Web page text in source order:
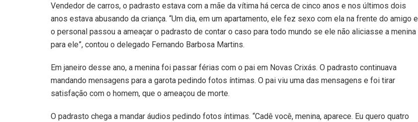
Vendedor de carros, o padrasto estava com a mãe da vítima há cerca de cinco anos e nos últimos dois
anos estava abusando da criança. “Um dia, em um apartamento, ele fez sexo com ela na frente do amigo e
o personal passou a ameaçar o padrasto de contar o caso para todo mundo se ele não aliciasse a menina
para ele”, contou o delegado Fernando Barbosa Martins.
Em janeiro desse ano, a menina foi passar férias com o pai em Novas Crixás. O padrasto continuava
mandando mensagens para a garota pedindo fotos íntimas. O pai viu uma das mensagens e foi tirar
satisfação com o homem, que o ameaçou de morte.
O padrasto chega a mandar áudios pedindo fotos íntimas. “Cadê você, menina, aparece. Eu quero quatro